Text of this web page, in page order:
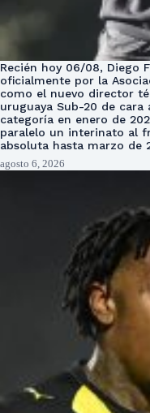
Recién hoy 06/08, Diego
oficialmente por la
como el nuevo director
uruguaya Sub-20 de cara
categoría en enero de
paralelo un interinato al
absoluta hasta marzo de
agosto 6, 2026